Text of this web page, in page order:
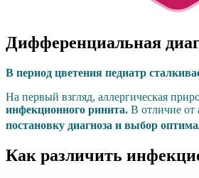
Дифференциальная
В период цветения педиатр
На первый взгляд, аллергическая
инфекционного ринита. В отличие от
постановку диагноза и выбор
Как различить